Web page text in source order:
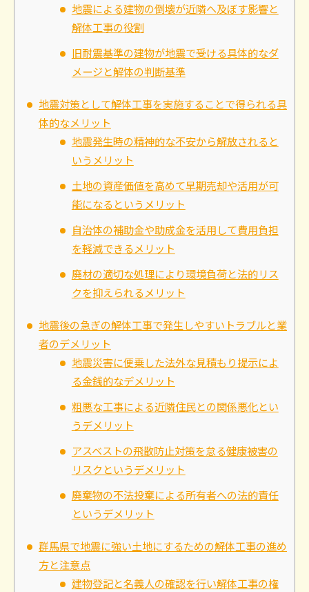
地震による建物の倒壊が近隣へ及ぼす影響と
解体工事の役割
旧耐震基準の建物が地震で受ける具体的なダ
メージと解体の判断基準
地震対策として解体工事を実施することで得られる具
体的なメリット
地震発生時の精神的な不安から解放されると
いうメリット
土地の資産価値を高めて早期売却や活用が可
能になるというメリット
自治体の補助金や助成金を活用して費用負担
を軽減できるメリット
廃材の適切な処理により環境負荷と法的リス
クを抑えられるメリット
地震後の急ぎの解体工事で発生しやすいトラブルと業
者のデメリット
地震災害に便乗した法外な見積もり提示によ
る金銭的なデメリット
粗悪な工事による近隣住民との関係悪化とい
うデメリット
アスベストの飛散防止対策を怠る健康被害の
リスクというデメリット
廃棄物の不法投棄による所有者への法的責任
というデメリット
群馬県で地震に強い土地にするための解体工事の進め
方と注意点
建物登記と名義人の確認を行い解体工事の権